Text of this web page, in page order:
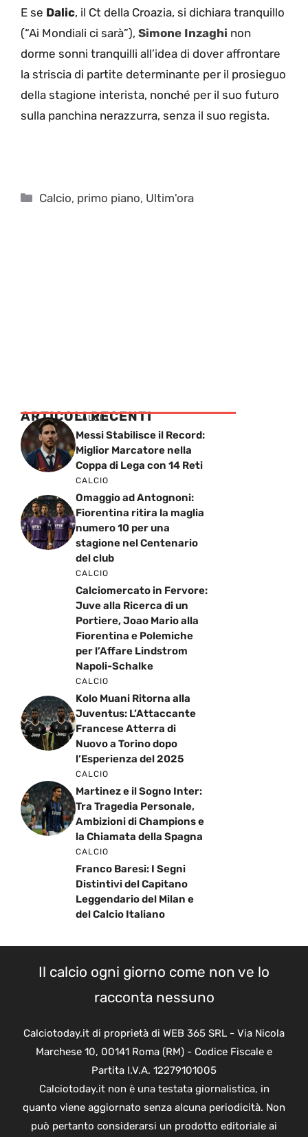
E se Dalic, il Ct della Croazia, si dichiara tranquillo
(“Ai Mondiali ci sarà”), Simone Inzaghi non
dorme sonni tranquilli all’idea di dover affrontare
la striscia di partite determinante per il prosieguo
della stagione interista, nonché per il suo futuro
sulla panchina nerazzurra, senza il suo regista.
Categorie
Calcio, primo piano, Ultim'ora
ARTICOLI RECENTI
CALCIO
Messi Stabilisce il Record:
Miglior Marcatore nella
Coppa di Lega con 14 Reti
CALCIO
Omaggio ad Antognoni:
Fiorentina ritira la maglia
numero 10 per una
stagione nel Centenario
del club
CALCIO
Calciomercato in Fervore:
Juve alla Ricerca di un
Portiere, Joao Mario alla
Fiorentina e Polemiche
per l’Affare Lindstrom
Napoli-Schalke
CALCIO
Kolo Muani Ritorna alla
Juventus: L’Attaccante
Francese Atterra di
Nuovo a Torino dopo
l’Esperienza del 2025
CALCIO
Martinez e il Sogno Inter:
Tra Tragedia Personale,
Ambizioni di Champions e
la Chiamata della Spagna
CALCIO
Franco Baresi: I Segni
Distintivi del Capitano
Leggendario del Milan e
del Calcio Italiano
Il calcio ogni giorno come non ve lo
racconta nessuno
Calciotoday.it di proprietà di WEB 365 SRL - Via Nicola
Marchese 10, 00141 Roma (RM) - Codice Fiscale e
Partita I.V.A. 12279101005
Calciotoday.it non è una testata giornalistica, in
quanto viene aggiornato senza alcuna periodicità. Non
può pertanto considerarsi un prodotto editoriale ai